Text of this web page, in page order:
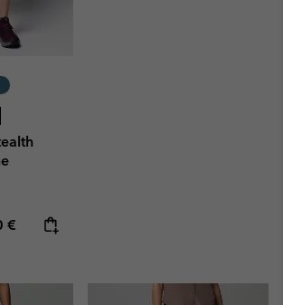
price:
€